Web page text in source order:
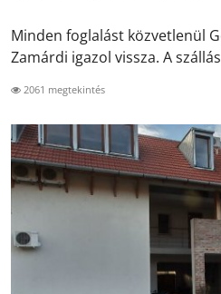
Minden foglalást közvetlenül
Zamárdi igazol vissza. A
2061 megtekintés